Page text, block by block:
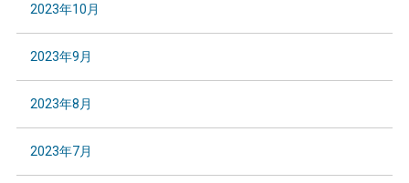
2023年10月
2023年9月
2023年8月
2023年7月